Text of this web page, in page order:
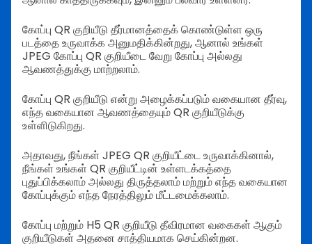
கோப்பு QR குறியீடு தீர்மானத்தைக் கொண்டுள்ள ஒரு
படத்தை உருவாக்க அனுமதிக்கின்றது, ஆனால் உங்கள்
JPEG கோப்பு QR குறியீடை வேறு கோப்பு அல்லது
ஆவணத்துக்கு மாற்றலாம்.
கோப்பு QR குறியீடு என்று அழைக்கப்படும் வகையான தீர்வு,
எந்த வகையான ஆவணத்தையும் QR குறியீடுக்கு
உள்ளிடுகிறது.
அதாவது, நீங்கள் JPEG QR குறியீட்டை உருவாக்கினால்,
நீங்கள் உங்கள் QR குறியீட்டின் உள்ளடக்கத்தை
புதுப்பிக்கலாம் அல்லது திருத்தலாம் மற்றும் எந்த வகையான
கோப்புக்கும் எந்த நேரத்திலும் மீட்டமைக்கலாம்.
கோப்பு மற்றும் H5 QR குறியீடு தீவிரமான வகைகள் ஆகும்
குறியீடுகள் அதனை சாத்தியமாக செய்கின்றன.